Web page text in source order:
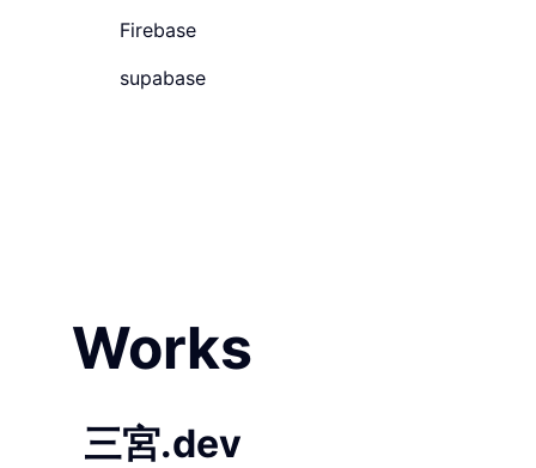
Firebase
supabase
Works
三宮.dev